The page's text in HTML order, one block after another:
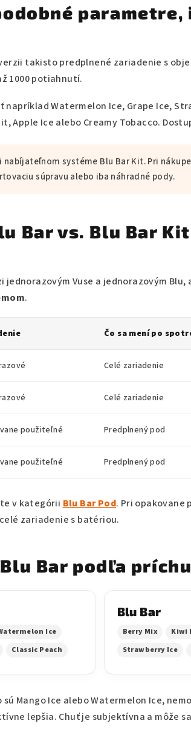
parametre,
takisto predplnené zariadenie s
1000 potiahnutí.
napríklad Watermelon Ice, Grape Ice,
Apple Ice alebo Creamy Tobacco.
nabíjateľnom systéme Blu Bar Kit. Pri
súpravu alebo iba náhradné pody.
Bar vs. Blu Bar Kit
Vuse a jednorazovým Blu,
.
Čo sa mení po
Celé zariadenie
Celé zariadenie
použiteľné Predplnený pod
použiteľné Predplnený pod
v kategórii Blu Bar Pod. Pri opakovane
zariadenie s batériou.
Blu Bar podľa
Ice
Classic Peach
Blu Bar
Berry Mix Kiwi
Strawberry Ice
Mango Ice alebo Watermelon Ice,
lepšia. Chuť je subjektívna a môže